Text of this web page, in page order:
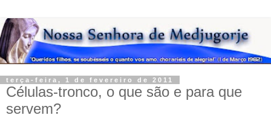
terça-feira, 1 de fevereiro de 2011
Células-tronco, o que são e para que
servem?